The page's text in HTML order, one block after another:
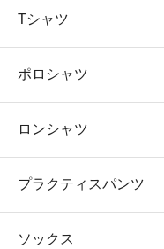
Tシャツ
ポロシャツ
ロンシャツ
プラクティスパンツ
ソックス